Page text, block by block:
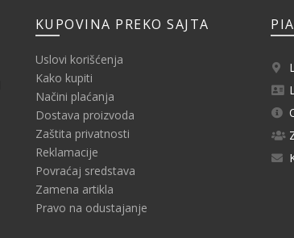
KUPOVINA PREKO SAJTA
Uslovi korišćenja
Kako kupiti
Načini plaćanja
Dostava proizvoda
Zaštita privatnosti
Reklamacije
Povraćaj sredstava
Zamena artikla
Pravo na odustajanje